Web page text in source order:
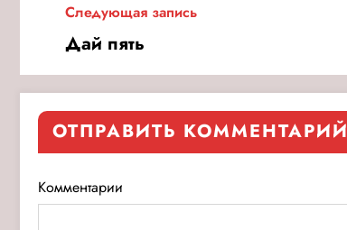
Следующая запись
Дай пять
ОТПРАВИТЬ КОММЕНТАРИЙ
Комментарии